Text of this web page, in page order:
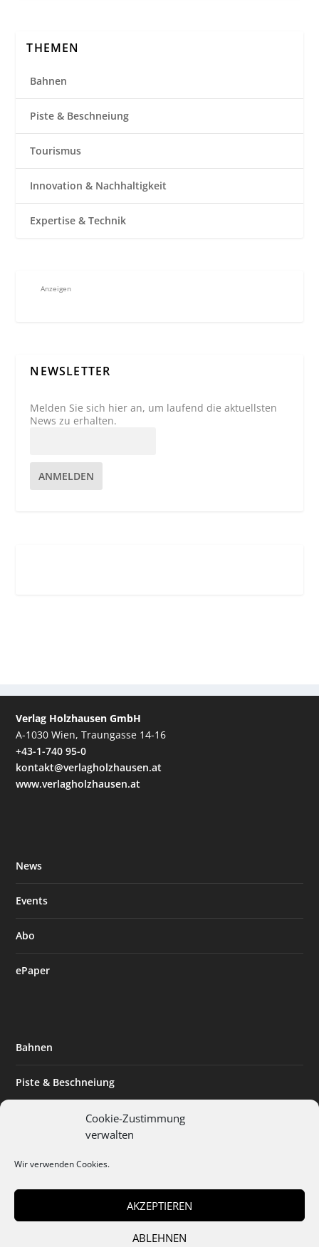
Cookie-Zustimmung
verwalten
Wir verwenden Cookies.
AKZEPTIEREN
ABLEHNEN
THEMEN
Bahnen
Piste & Beschneiung
Tourismus
Innovation & Nachhaltigkeit
Expertise & Technik
Anzeigen
NEWSLETTER
Melden Sie sich hier an, um laufend die aktuellsten
News zu erhalten.
ANMELDEN
Verlag Holzhausen GmbH
A-1030 Wien, Traungasse 14-16
+43-1-740 95-0
kontakt@verlagholzhausen.at
www.verlagholzhausen.at
News
Events
Abo
ePaper
Bahnen
Piste & Beschneiung
Expertise & Technik